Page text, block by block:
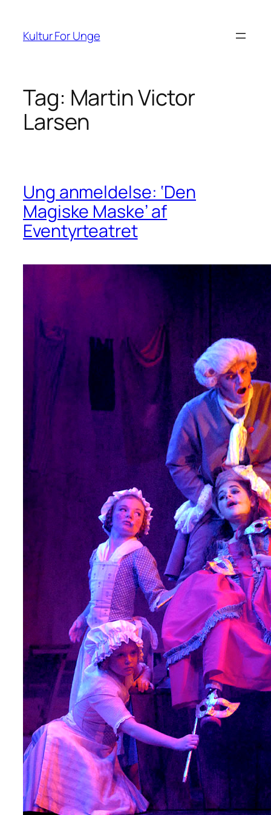
indhold
Kultur For Unge
Tag: Martin Victor
Larsen
Ung anmeldelse: ‘Den
Magiske Maske’ af
Eventyrteatret